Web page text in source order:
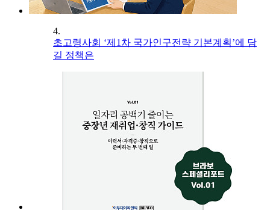
4.
초고령사회 ‘제1차 국가인구전략 기본계획’에 담
길 정책은